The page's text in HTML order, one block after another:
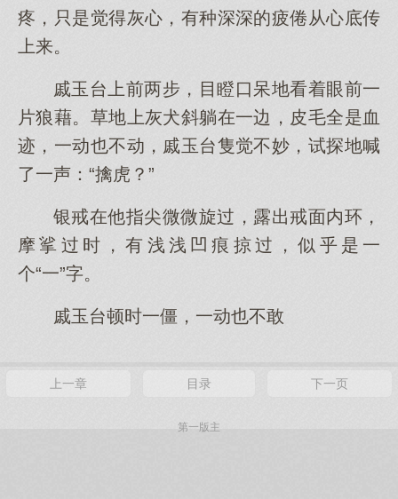
疼，只是觉得灰心，有种深深的疲倦从心底传
上来。
戚玉台上前两步，目瞪口呆地看着眼前一
片狼藉。草地上灰犬斜躺在一边，皮毛全是血
迹，一动也不动，戚玉台隻觉不妙，试探地喊
了一声：“擒虎？”
银戒在他指尖微微旋过，露出戒面内环，
摩挲过时，有浅浅凹痕掠过，似乎是一
个“一”字。
戚玉台顿时一僵，一动也不敢
上一章 目录 下一页
第一版主